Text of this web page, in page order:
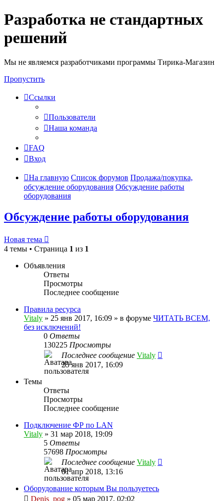
Разработка не стандартных
решений
Мы не являемся разработчиками программы Тирика-Магазин
Пропустить
Ссылки
Пользователи
Наша команда
FAQ
Вход
На главную Список форумов Продажа/покупка,
обсуждение оборудования Обсуждение работы
оборудования
Обсуждение работы оборудования
Новая тема
4 темы • Страница 1 из 1
Объявления
Ответы
Просмотры
Последнее сообщение
Правила ресурса
Vitaly » 25 янв 2017, 16:09 » в форуме ЧИТАТЬ ВСЕМ,
без исключений!
0 Ответы
130225 Просмотры
Последнее сообщение Vitaly
25 янв 2017, 16:09
Темы
Ответы
Просмотры
Последнее сообщение
Подключение ФР по LAN
Vitaly » 31 мар 2018, 19:09
5 Ответы
57698 Просмотры
Последнее сообщение Vitaly
01 апр 2018, 13:16
Оборудование которым Вы пользуетесь
Denis_pog » 05 мар 2017, 02:02